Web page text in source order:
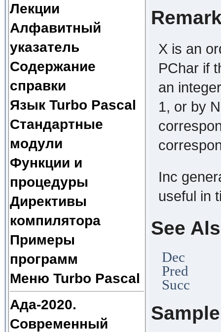
Лекции
Алфавитный
указатель
Содержание
справки
Язык Turbo Pascal
Стандартные
модули
Функции и
процедуры
Директивы
компилятора
Примеры
программ
Меню Turbo Pascal
Ада-2020.
Современный
X is an
PChar if
an
1, or by
Inc
useful in
See
Dec
Pred
Succ